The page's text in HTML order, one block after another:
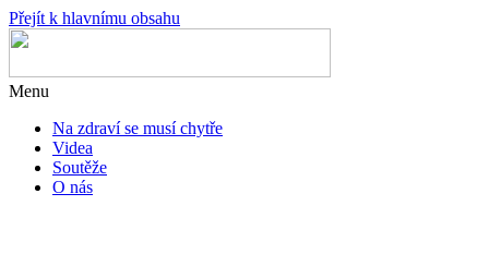
Přejít k hlavnímu obsahu
Menu
Na zdraví se musí chytře
Videa
Soutěže
O nás